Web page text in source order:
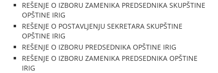
REŠENJE O IZBORU ZAMENIKA PREDSEDNIKA SKUPŠTINE
OPŠTINE IRIG
REŠENJE O POSTAVLJENJU SEKRETARA SKUPŠTINE
OPŠTINE IRIG
REŠENJE O IZBORU PREDSEDNIKA OPŠTINE IRIG
REŠENJE O IZBORU ZAMENIKA PREDSEDNIKA OPŠTINE
IRIG